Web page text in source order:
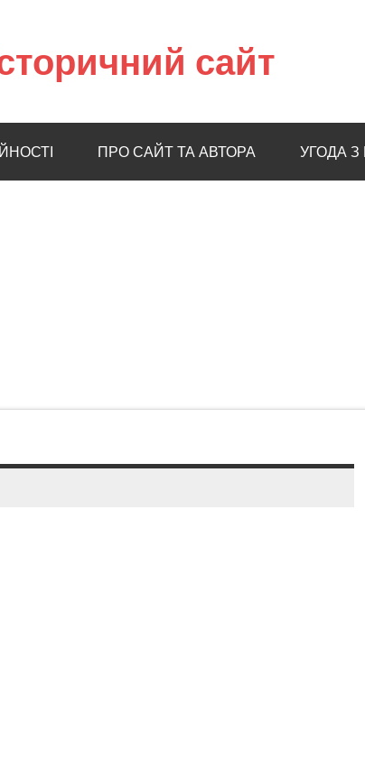
сайт
ПРО САЙТ ТА АВТОРА УГОДА